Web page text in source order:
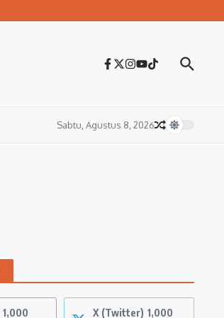
Sabtu, Agustus 8, 2026
1,000
X (Twitter) 1,000